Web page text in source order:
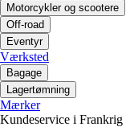
Motorcykler og scootere
Off-road
Eventyr
Værksted
Bagage
Lagertømning
Mærker
Kundeservice i Frankrig